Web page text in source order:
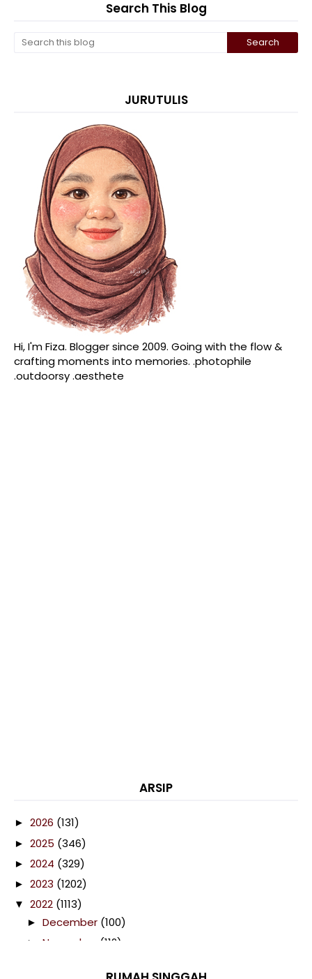
Search This Blog
JURUTULIS
Hi, I'm Fiza. Blogger since 2009. Going with the flow &
crafting moments into memories. .photophile
.outdoorsy .aesthete
ARSIP
► 2026 (131)
► 2025 (346)
► 2024 (329)
► 2023 (1202)
▼ 2022 (1113)
► December (100)
► November (112)